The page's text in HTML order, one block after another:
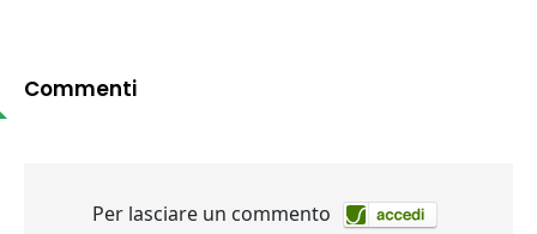
Commenti